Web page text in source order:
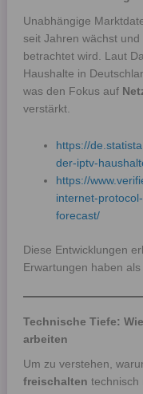
Unabhängige
seit Jahren wächst
betrachtet wird. Laut
Haushalte in
was den Fokus auf
verstärkt.
https://
der-iptv-
https://
internet-
forecast/
Diese Entwicklungen
Erwartungen haben
Technische Tiefe:
arbeiten
Um zu verstehen,
freischalten technisch